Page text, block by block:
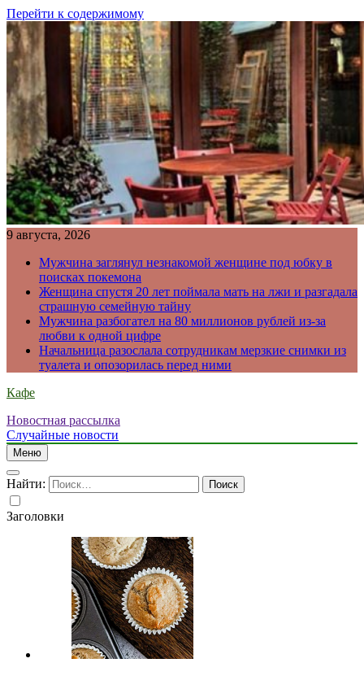
Перейти к содержимому
9 августа, 2026
Мужчина заглянул незнакомой женщине под юбку в
поисках покемона
Женщина спустя 20 лет поймала мать на лжи и разгадала
страшную семейную тайну
Мужчина разбогател на 80 миллионов рублей из-за
любви к одной цифре
Начальница разослала сотрудникам мерзкие снимки из
туалета и опозорилась перед ними
Кафе
Новостная рассылка
Случайные новости
Меню
Найти:
Заголовки